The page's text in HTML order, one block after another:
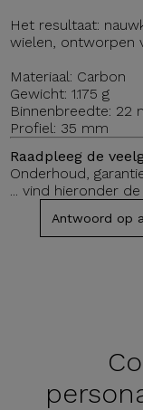
Het resultaat:
wielen, ontworpen
Materiaal: Carbon
Gewicht: 1.175 g
Binnenbreedte: 22
Profiel: 35 mm
Raadpleeg de
Onderhoud,
... vind hieronder
Antwoord op